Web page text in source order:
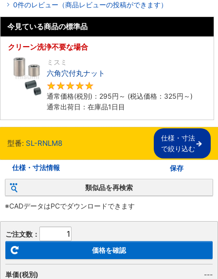
0件のレビュー（商品レビューの投稿ができます）
今見ている商品の標準品
クリーン洗浄不要な場合
ミスミ
六角穴付丸ナット
通常価格(税別)： 295円 ～ (税込価格： 325円 ～)
通常出荷日：在庫品1日目
型番: SL-RNLM8
仕様・寸法
で絞り込む
仕様・寸法情報 保存
類似品を再検索
※CADデータはPCでダウンロードできます
ご注文数：
価格を確認
単価(税別) ---